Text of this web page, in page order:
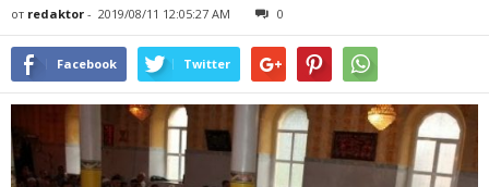
от redaktor - 2019/08/11 12:05:27 AM 0
Facebook Twitter